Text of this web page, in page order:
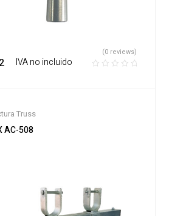
‎ ‎ ‎ IVA no incluido
(0 reviews)
Truss
AC-508